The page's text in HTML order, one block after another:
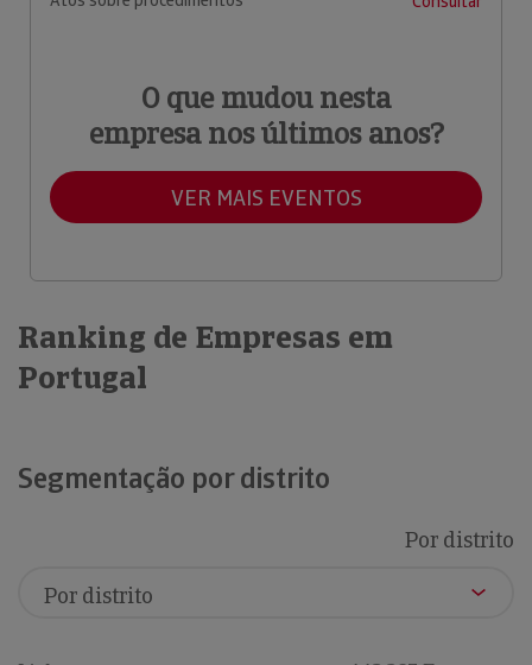
O que mudou nesta
empresa nos últimos anos?
VER MAIS EVENTOS
Ranking de Empresas em
Portugal
Segmentação por distrito
Por distrito